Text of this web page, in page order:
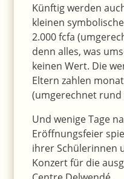
Künftig werden
kleinen
2.000 fcfa
denn alles, was
keinen Wert. Die
Eltern zahlen
(umgerechnet rund
Und wenige Tage
Eröffnungsfeier
ihrer Schülerinnen
Konzert für die